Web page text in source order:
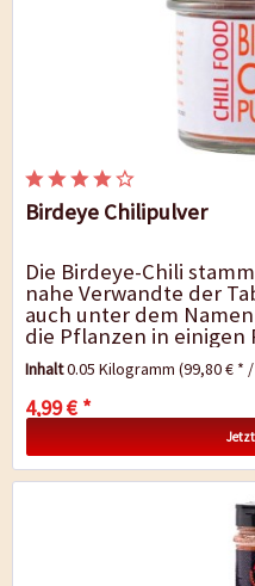
Birdeye Chilipulver
Die Birdeye-Chili
nahe Verwandte der
auch unter dem
die Pflanzen in einigen
hungrigen Elefanten um
Inhalt0.05 Kilogramm(99,80 € *
4,99 € *